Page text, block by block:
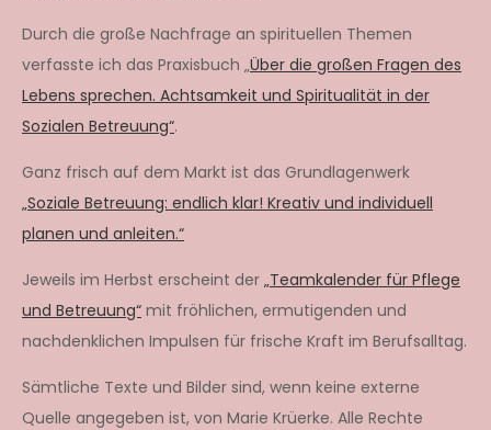
Durch die große Nachfrage an spirituellen Themen
verfasste ich das Praxisbuch „Über die großen Fragen des
Lebens sprechen. Achtsamkeit und Spiritualität in der
Sozialen Betreuung“.
Ganz frisch auf dem Markt ist das Grundlagenwerk
„Soziale Betreuung: endlich klar! Kreativ und individuell
planen und anleiten.“
Jeweils im Herbst erscheint der „Teamkalender für Pflege
und Betreuung“ mit fröhlichen, ermutigenden und
nachdenklichen Impulsen für frische Kraft im Berufsalltag.
Sämtliche Texte und Bilder sind, wenn keine externe
Quelle angegeben ist, von Marie Krüerke. Alle Rechte